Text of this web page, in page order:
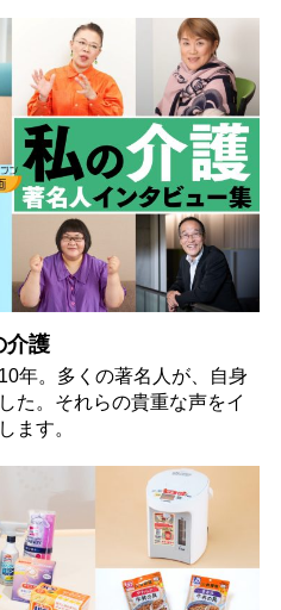
介護
年。多くの著名人が、自身
た。それらの貴重な声をイ
ます。